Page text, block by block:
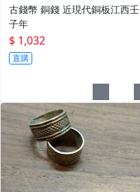
古錢幣 銅錢 近現代銅板江西壬
子年
$ 1,032
直購